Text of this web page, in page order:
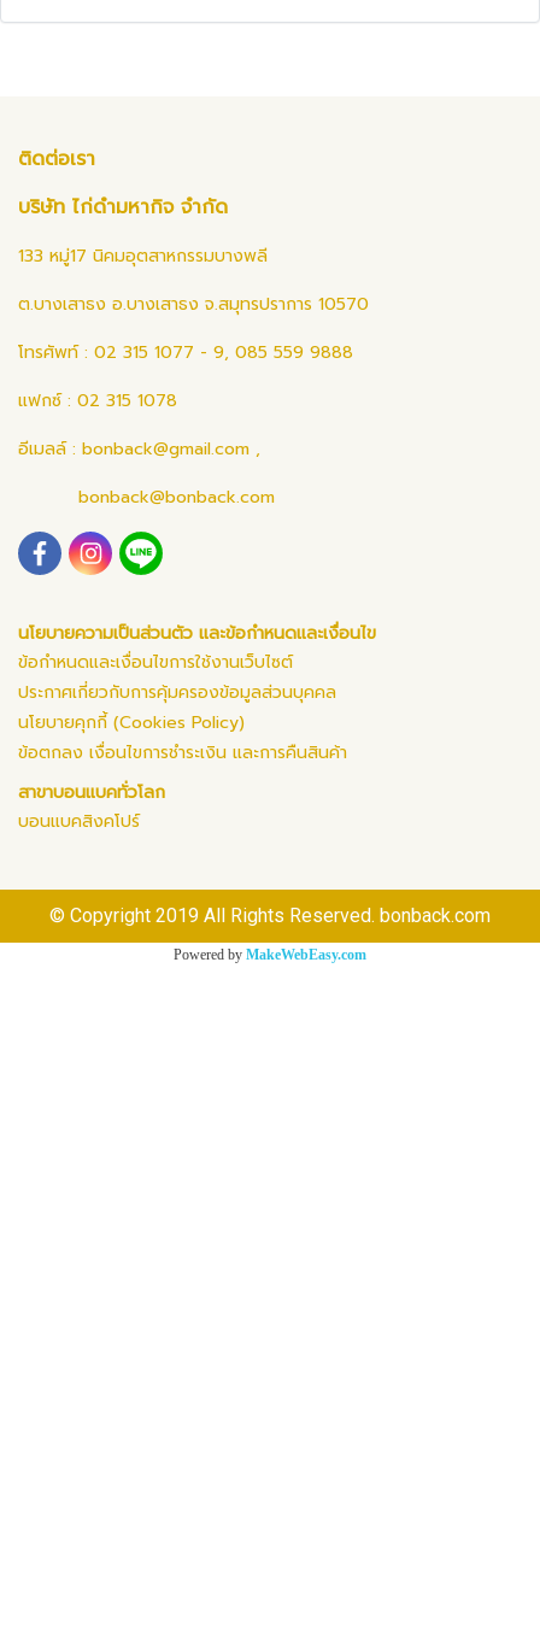
ติดต่อเรา
บริษัท ไก่ดำมหากิจ จำกัด
133 หมู่17 นิคมอุตสาหกรรมบางพลี
ต.บางเสาธง อ.บางเสาธง จ.สมุทรปราการ 10570
โทรศัพท์ : 02 315 1077 - 9, 085 559 9888
แฟกซ์ : 02 315 1078
อีเมลล์ : bonback@gmail.com ,
bonback@bonback.com
นโยบายความเป็นส่วนตัว และข้อกำหนดและเงื่อนไข
ข้อกำหนดและเงื่อนไขการใช้งานเว็บไซต์
ประกาศเกี่ยวกับการคุ้มครองข้อมูลส่วนบุคคล
นโยบายคุกกี้ (Cookies Policy)
ข้อตกลง เงื่อนไขการชำระเงิน และการคืนสินค้า
สาขาบอนแบคทั่วโลก
บอนแบคสิงคโปร์
© Copyright 2019 All Rights Reserved. bonback.com
Powered by MakeWebEasy.com